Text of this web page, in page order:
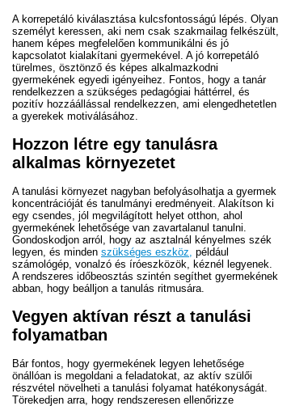
A korrepetáló kiválasztása kulcsfontosságú lépés. Olyan
személyt keressen, aki nem csak szakmailag felkészült,
hanem képes megfelelően kommunikálni és jó
kapcsolatot kialakítani gyermekével. A jó korrepetáló
türelmes, ösztönző és képes alkalmazkodni
gyermekének egyedi igényeihez. Fontos, hogy a tanár
rendelkezzen a szükséges pedagógiai háttérrel, és
pozitív hozzáállással rendelkezzen, ami elengedhetetlen
a gyerekek motiválásához.
Hozzon létre egy tanulásra
alkalmas környezetet
A tanulási környezet nagyban befolyásolhatja a gyermek
koncentrációját és tanulmányi eredményeit. Alakítson ki
egy csendes, jól megvilágított helyet otthon, ahol
gyermekének lehetősége van zavartalanul tanulni.
Gondoskodjon arról, hogy az asztalnál kényelmes szék
legyen, és minden szükséges eszköz, például
számológép, vonalzó és íróeszközök, kéznél legyenek.
A rendszeres időbeosztás szintén segíthet gyermekének
abban, hogy beálljon a tanulás ritmusára.
Vegyen aktívan részt a tanulási
folyamatban
Bár fontos, hogy gyermekének legyen lehetősége
önállóan is megoldani a feladatokat, az aktív szülői
részvétel növelheti a tanulási folyamat hatékonyságát.
Törekedjen arra, hogy rendszeresen ellenőrizze